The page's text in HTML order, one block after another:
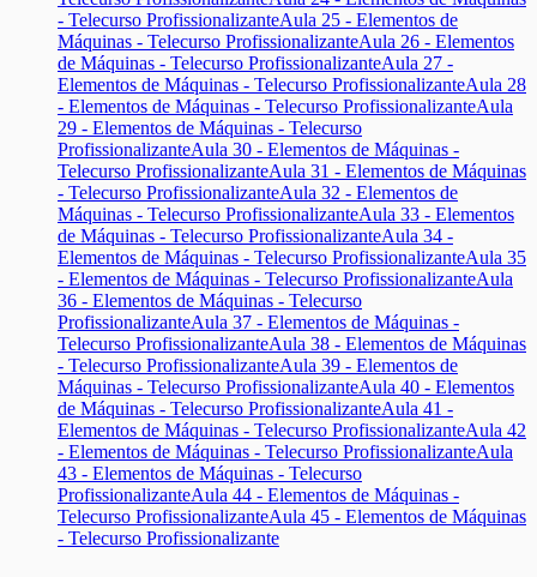
- Telecurso ProfissionalizanteAula 25 - Elementos de
Máquinas - Telecurso ProfissionalizanteAula 26 - Elementos
de Máquinas - Telecurso ProfissionalizanteAula 27 -
Elementos de Máquinas - Telecurso ProfissionalizanteAula 28
- Elementos de Máquinas - Telecurso ProfissionalizanteAula
29 - Elementos de Máquinas - Telecurso
ProfissionalizanteAula 30 - Elementos de Máquinas -
Telecurso ProfissionalizanteAula 31 - Elementos de Máquinas
- Telecurso ProfissionalizanteAula 32 - Elementos de
Máquinas - Telecurso ProfissionalizanteAula 33 - Elementos
de Máquinas - Telecurso ProfissionalizanteAula 34 -
Elementos de Máquinas - Telecurso ProfissionalizanteAula 35
- Elementos de Máquinas - Telecurso ProfissionalizanteAula
36 - Elementos de Máquinas - Telecurso
ProfissionalizanteAula 37 - Elementos de Máquinas -
Telecurso ProfissionalizanteAula 38 - Elementos de Máquinas
- Telecurso ProfissionalizanteAula 39 - Elementos de
Máquinas - Telecurso ProfissionalizanteAula 40 - Elementos
de Máquinas - Telecurso ProfissionalizanteAula 41 -
Elementos de Máquinas - Telecurso ProfissionalizanteAula 42
- Elementos de Máquinas - Telecurso ProfissionalizanteAula
43 - Elementos de Máquinas - Telecurso
ProfissionalizanteAula 44 - Elementos de Máquinas -
Telecurso ProfissionalizanteAula 45 - Elementos de Máquinas
- Telecurso Profissionalizante